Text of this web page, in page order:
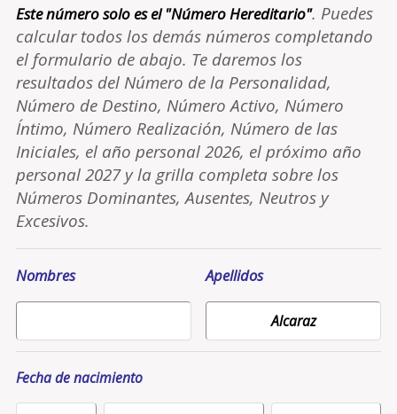
Este número solo es el "Número Hereditario". Puedes
calcular todos los demás números completando
el formulario de abajo. Te daremos los
resultados del Número de la Personalidad,
Número de Destino, Número Activo, Número
Íntimo, Número Realización, Número de las
Iniciales, el año personal 2026, el próximo año
personal 2027 y la grilla completa sobre los
Números Dominantes, Ausentes, Neutros y
Excesivos.
Nombres Apellidos
Fecha de nacimiento